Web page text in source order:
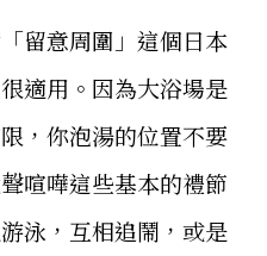
留意周圍」這個日本
適用。因為大浴場是
，你泡湯的位置不要
喧嘩這些基本的禮節
泳，互相追鬧，或是